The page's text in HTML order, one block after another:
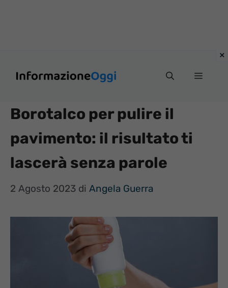
Menu
Borotalco per pulire il
pavimento: il risultato ti
lascerà senza parole
2 Agosto 2023 di Angela Guerra